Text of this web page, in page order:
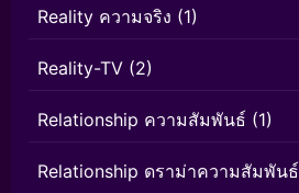
Reality ความจริง (1)
Reality-TV (2)
Relationship ความสัมพันธ์ (1)
Relationship ดราม่าความสัมพันธ์